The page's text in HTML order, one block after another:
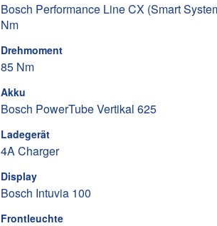
Bosch Performance Line CX (Smart
Nm
Drehmoment
85 Nm
Akku
Bosch PowerTube Vertikal 625
Ladegerät
4A Charger
Display
Bosch Intuvia 100
Frontleuchte